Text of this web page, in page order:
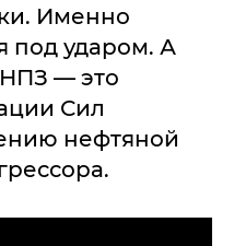
Именно
под ударом. А
— это
Сил
нефтяной